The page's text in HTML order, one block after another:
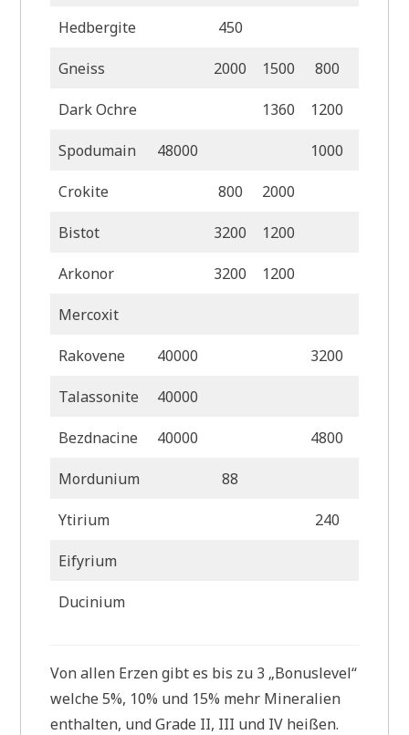
Hedbergite 450
Gneiss 2000 1500 800
Dark Ochre 1360 1200
Spodumain 48000 1000
Crokite 800 2000
Bistot 3200 1200
Arkonor 3200 1200
Mercoxit
Rakovene 40000 3200
Talassonite 40000
Bezdnacine 40000 4800
Mordunium 88
Ytirium 240
Eifyrium
Ducinium
Von allen Erzen gibt es bis zu 3 „Bonuslevel“
welche 5%, 10% und 15% mehr Mineralien
enthalten, und Grade II, III und IV heißen.